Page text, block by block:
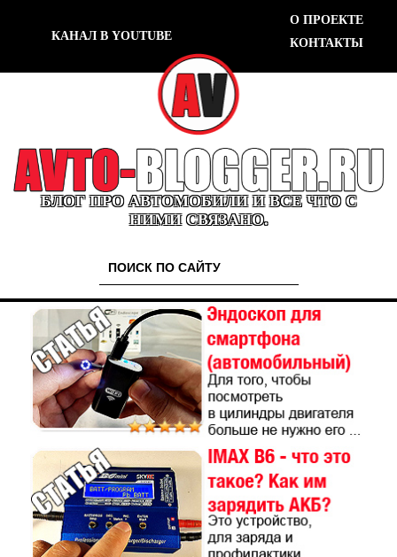
КАНАЛ В YOUTUBE
О ПРОЕКТЕ
КОНТАКТЫ
БЛОГ ПРО АВТОМОБИЛИ И ВСЕ ЧТО С
НИМИ СВЯЗАНО.